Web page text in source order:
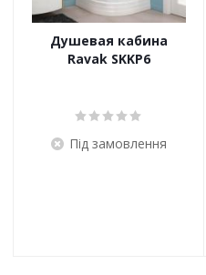
Душевая кабина
Ravak SKKP6
Під замовлення